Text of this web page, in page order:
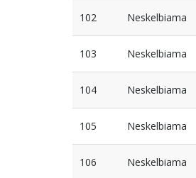
102 Neskelbiama
103 Neskelbiama
104 Neskelbiama
105 Neskelbiama
106 Neskelbiama